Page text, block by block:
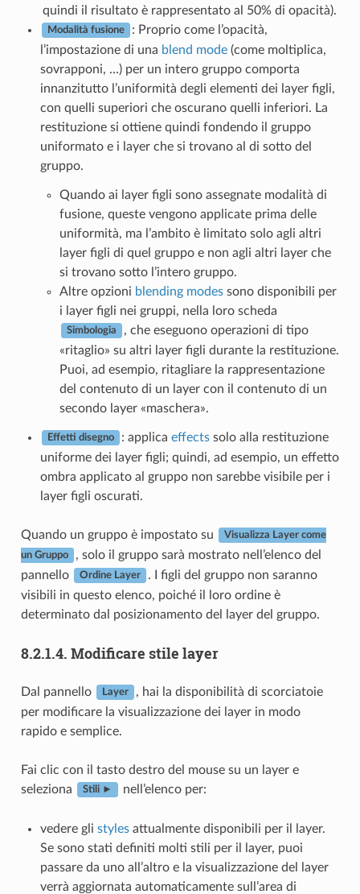
quindi il risultato è rappresentato al 50% di opacità).
Modalità fusione
: Proprio come l’opacità,
l’impostazione di una blend mode(come moltiplica,
sovrapponi, …) per un intero gruppo comporta
innanzitutto l’uniformità degli elementi dei layer figli,
con quelli superiori che oscurano quelli inferiori. La
restituzione si ottiene quindi fondendo il gruppo
uniformato e i layer che si trovano al di sotto del
gruppo.
Quando ai layer figli sono assegnate modalità di
fusione, queste vengono applicate prima delle
uniformità, ma l’ambito è limitato solo agli altri
layer figli di quel gruppo e non agli altri layer che
si trovano sotto l’intero gruppo.
Altre opzioni blending modessono disponibili per
i layer figli nei gruppi, nella loro scheda
Simbologia
, che eseguono operazioni di tipo
«ritaglio» su altri layer figli durante la restituzione.
Puoi, ad esempio, ritagliare la rappresentazione
del contenuto di un layer con il contenuto di un
secondo layer «maschera».
Effetti disegno : applica effectssolo alla restituzione
uniforme dei layer figli; quindi, ad esempio, un effetto
ombra applicato al gruppo non sarebbe visibile per i
layer figli oscurati.
Quando un gruppo è impostato su Visualizza Layer come
un Gruppo
, solo il gruppo sarà mostrato nell’elenco del
pannello
Ordine Layer
. I figli del gruppo non saranno
visibili in questo elenco, poiché il loro ordine è
determinato dal posizionamento del layer del gruppo.
8.2.1.4. Modificare stile layer
Dal pannello Layer
, hai la disponibilità di scorciatoie
per modificare la visualizzazione dei layer in modo
rapido e semplice.
Fai clic con il tasto destro del mouse su un layer e
seleziona
Stili ► nell’elenco per:
vedere gli stylesattualmente disponibili per il layer.
Se sono stati definiti molti stili per il layer, puoi
passare da uno all’altro e la visualizzazione del layer
verrà aggiornata automaticamente sull’area di